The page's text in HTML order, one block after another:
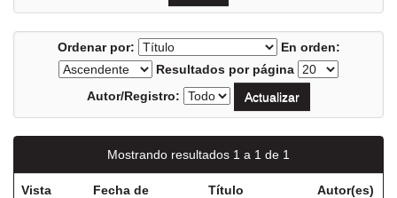
Ordenar por:
En orden:
Resultados por página
Autor/Registro:
Mostrando resultados 1 a 1 de 1
Vista
Fecha de
Título Autor(es)